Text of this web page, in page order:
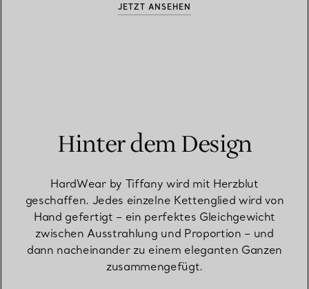
JETZT ANSEHEN
Hinter dem Design
HardWear by Tiffany wird mit Herzblut
geschaffen. Jedes einzelne Kettenglied wird von
Hand gefertigt – ein perfektes Gleichgewicht
zwischen Ausstrahlung und Proportion – und
dann nacheinander zu einem eleganten Ganzen
zusammengefügt.